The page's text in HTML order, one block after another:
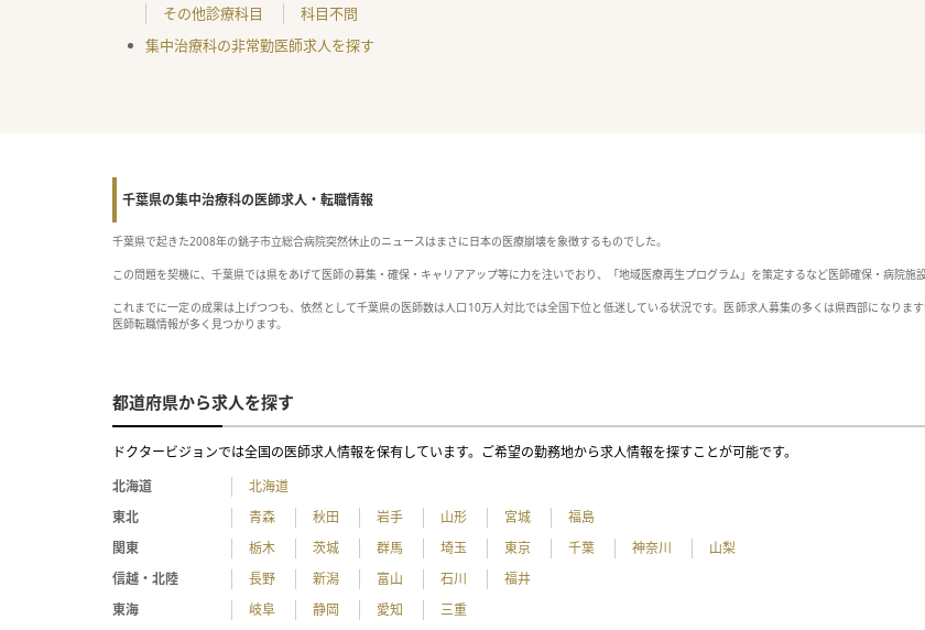
その他診療科目
科目不問
集中治療科の非常勤医師求人を探す
千葉県の集中治療科の医師求人・転職情報
千葉県で起きた2008年の銚子市立総合病院突然休止のニュースはまさに日本の医療崩壊を象徴するものでした。
この問題を契機に、千葉県では県をあげて医師の募集・確保・キャリアアップ等に力を注いでおり、「地域医療再生プログラム」を策定するなど医師確保・病院施
これまでに一定の成果は上げつつも、依然として千葉県の医師数は人口10万人対比では全国下位と低迷している状況です。医師求人募集の多くは県西部になりま
医師転職情報が多く見つかります。
都道府県から求人を探す
ドクタービジョンでは全国の医師求人情報を保有しています。ご希望の勤務地から求人情報を探すことが可能です。
北海道
北海道
東北
青森 秋田 岩手 山形 宮城
福島
関東
栃木 茨城 群馬 埼玉 東京 千葉 神奈川
山梨
信越・北陸
長野 新潟 富山 石川
福井
東海
岐阜 静岡 愛知
三重